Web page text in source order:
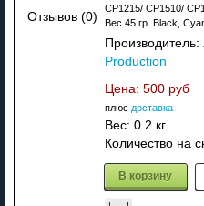
Отзывов (0)
CP1215/ CP1510/
Вес 45 гр. Black,
Производитель:
Production
Цена: 500 руб
плюс доставка
Вес: 0.2 кг.
Количество на
В корзину